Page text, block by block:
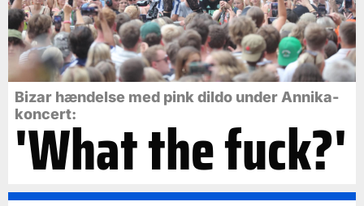
Bizar hændelse med pink dildo under Annika-
koncert:
'What the fuck?'